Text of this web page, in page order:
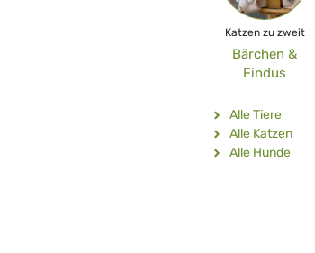
Katzen zu zweit
Bärchen &
Findus
Alle Tiere
Alle Katzen
Alle Hunde